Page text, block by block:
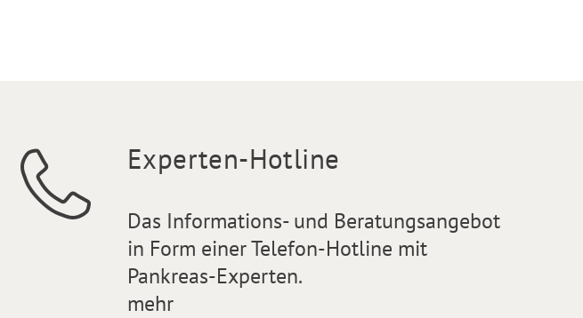
Experten-Hotline
Das Informations- und Beratungsangebot
in Form einer Telefon-Hotline mit
Pankreas-Experten.
mehr